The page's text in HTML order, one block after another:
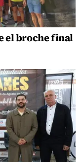
el broche final